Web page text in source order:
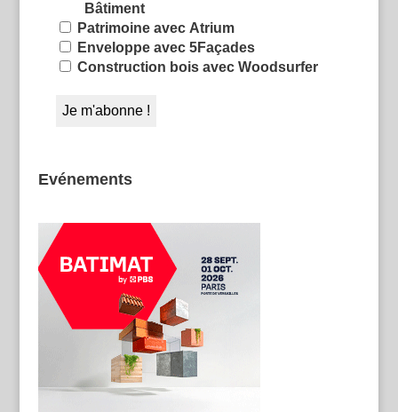
Bâtiment
Patrimoine avec Atrium
Enveloppe avec 5Façades
Construction bois avec Woodsurfer
Evénements